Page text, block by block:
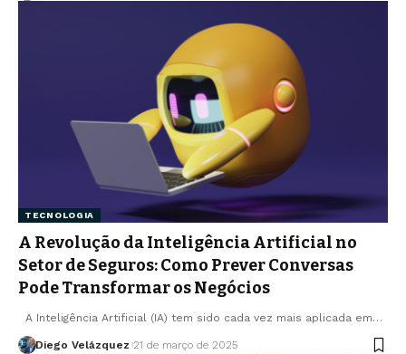
TECNOLOGIA
A Revolução da Inteligência Artificial no
Setor de Seguros: Como Prever Conversas
Pode Transformar os Negócios
A Inteligência Artificial (IA) tem sido cada vez mais aplicada em…
Diego Velázquez 21 de março de 2025